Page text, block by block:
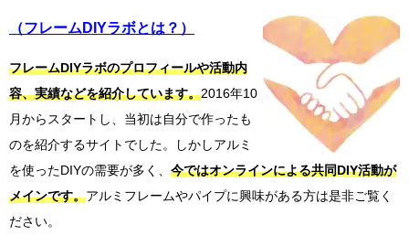
（フレームDIYラボとは？）
フレームDIYラボのプロフィールや活動内
容、実績などを紹介しています。2016年10
月からスタートし、当初は自分で作ったも
のを紹介するサイトでした。しかしアルミ
を使ったDIYの需要が多く、 今ではオンラインによる共同DIY活動が
メインです。アルミフレームやパイプに興味がある方は是非ご覧く
ださい。